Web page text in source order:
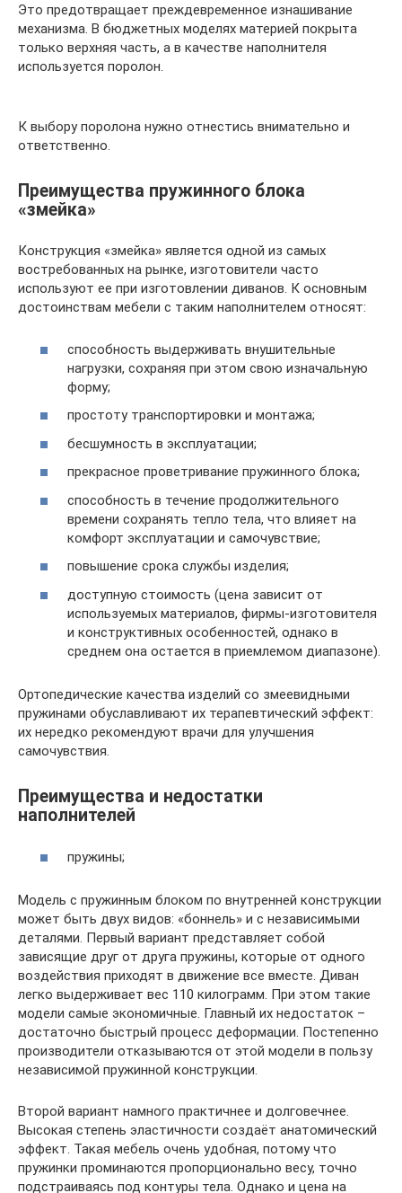
Это предотвращает преждевременное изнашивание
механизма. В бюджетных моделях материей покрыта
только верхняя часть, а в качестве наполнителя
используется поролон.
К выбору поролона нужно отнестись внимательно и
ответственно.
Преимущества пружинного блока
«змейка»
Конструкция «змейка» является одной из самых
востребованных на рынке, изготовители часто
используют ее при изготовлении диванов. К основным
достоинствам мебели с таким наполнителем относят:
способность выдерживать внушительные
нагрузки, сохраняя при этом свою изначальную
форму;
простоту транспортировки и монтажа;
бесшумность в эксплуатации;
прекрасное проветривание пружинного блока;
способность в течение продолжительного
времени сохранять тепло тела, что влияет на
комфорт эксплуатации и самочувствие;
повышение срока службы изделия;
доступную стоимость (цена зависит от
используемых материалов, фирмы-изготовителя
и конструктивных особенностей, однако в
среднем она остается в приемлемом диапазоне).
Ортопедические качества изделий со змеевидными
пружинами обуславливают их терапевтический эффект:
их нередко рекомендуют врачи для улучшения
самочувствия.
Преимущества и недостатки
наполнителей
пружины;
Модель с пружинным блоком по внутренней конструкции
может быть двух видов: «боннель» и с независимыми
деталями. Первый вариант представляет собой
зависящие друг от друга пружины, которые от одного
воздействия приходят в движение все вместе. Диван
легко выдерживает вес 110 килограмм. При этом такие
модели самые экономичные. Главный их недостаток –
достаточно быстрый процесс деформации. Постепенно
производители отказываются от этой модели в пользу
независимой пружинной конструкции.
Второй вариант намного практичнее и долговечнее.
Высокая степень эластичности создаёт анатомический
эффект. Такая мебель очень удобная, потому что
пружинки проминаются пропорционально весу, точно
подстраиваясь под контуры тела. Однако и цена на